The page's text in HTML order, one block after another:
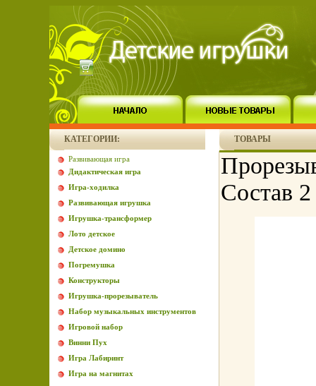
КАТЕГОРИИ:
Развивающая игра
Дидактическая игра
Игра-ходилка
Развивающая игрушка
Игрушка-трансформер
Лото детское
Детское домино
Погремушка
Конструкторы
Игрушка-прорезыватель
Набор музыкальных инструментов
Игровой набор
Винни Пух
Игра Лабиринт
Игра на магнитах
ТОВАРЫ
Состав